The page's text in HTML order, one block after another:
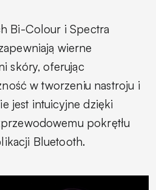
Bi-Colour i Spectra
wierne
skóry, oferując
w tworzeniu nastroju i
jest intuicyjne dzięki
pokrętłu
Bluetooth.